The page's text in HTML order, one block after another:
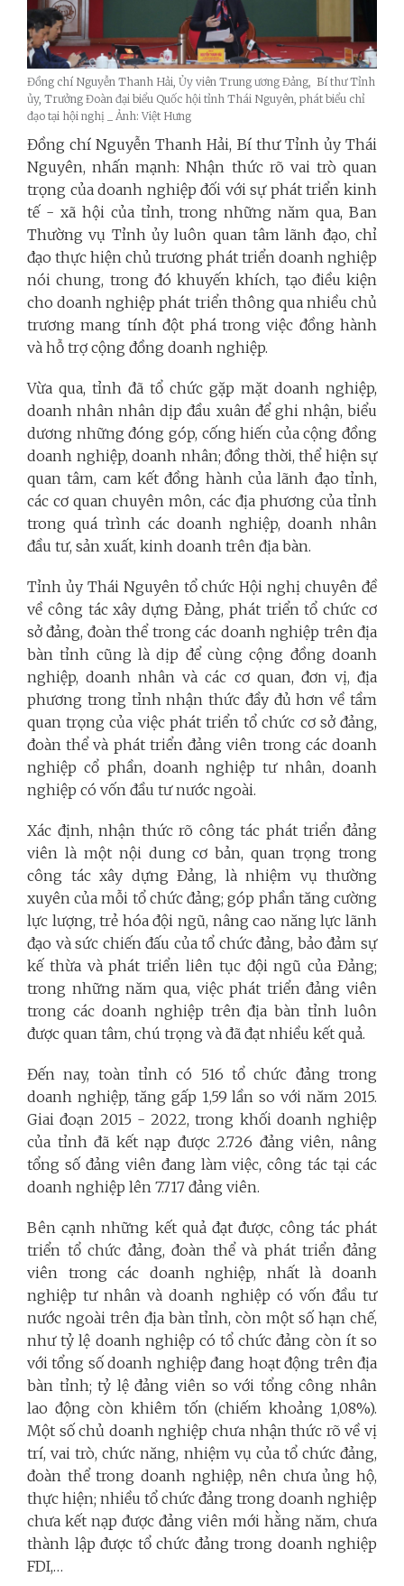
Đồng chí Nguyễn Thanh Hải, Ủy viên Trung ương Đảng, Bí thư Tỉnh
ủy, Trưởng Đoàn đại biểu Quốc hội tỉnh Thái Nguyên, phát biểu chỉ
đạo tại hội nghị _ Ảnh: Việt Hưng
Đồng chí Nguyễn Thanh Hải, Bí thư Tỉnh ủy Thái
Nguyên, nhấn mạnh: Nhận thức rõ vai trò quan
trọng của doanh nghiệp đối với sự phát triển kinh
tế - xã hội của tỉnh, trong những năm qua, Ban
Thường vụ Tỉnh ủy luôn quan tâm lãnh đạo, chỉ
đạo thực hiện chủ trương phát triển doanh nghiệp
nói chung, trong đó khuyến khích, tạo điều kiện
cho doanh nghiệp phát triển thông qua nhiều chủ
trương mang tính đột phá trong việc đồng hành
và hỗ trợ cộng đồng doanh nghiệp.
Vừa qua, tỉnh đã tổ chức gặp mặt doanh nghiệp,
doanh nhân nhân dịp đầu xuân để ghi nhận, biểu
dương những đóng góp, cống hiến của cộng đồng
doanh nghiệp, doanh nhân; đồng thời, thể hiện sự
quan tâm, cam kết đồng hành của lãnh đạo tỉnh,
các cơ quan chuyên môn, các địa phương của tỉnh
trong quá trình các doanh nghiệp, doanh nhân
đầu tư, sản xuất, kinh doanh trên địa bàn.
Tỉnh ủy Thái Nguyên tổ chức Hội nghị chuyên đề
về công tác xây dựng Đảng, phát triển tổ chức cơ
sở đảng, đoàn thể trong các doanh nghiệp trên địa
bàn tỉnh cũng là dịp để cùng cộng đồng doanh
nghiệp, doanh nhân và các cơ quan, đơn vị, địa
phương trong tỉnh nhận thức đầy đủ hơn về tầm
quan trọng của việc phát triển tổ chức cơ sở đảng,
đoàn thể và phát triển đảng viên trong các doanh
nghiệp cổ phần, doanh nghiệp tư nhân, doanh
nghiệp có vốn đầu tư nước ngoài.
Xác định, nhận thức rõ công tác phát triển đảng
viên là một nội dung cơ bản, quan trọng trong
công tác xây dựng Đảng, là nhiệm vụ thường
xuyên của mỗi tổ chức đảng; góp phần tăng cường
lực lượng, trẻ hóa đội ngũ, nâng cao năng lực lãnh
đạo và sức chiến đấu của tổ chức đảng, bảo đảm sự
kế thừa và phát triển liên tục đội ngũ của Đảng;
trong những năm qua, việc phát triển đảng viên
trong các doanh nghiệp trên địa bàn tỉnh luôn
được quan tâm, chú trọng và đã đạt nhiều kết quả.
Đến nay, toàn tỉnh có 516 tổ chức đảng trong
doanh nghiệp, tăng gấp 1,59 lần so với năm 2015.
Giai đoạn 2015 - 2022, trong khối doanh nghiệp
của tỉnh đã kết nạp được 2.726 đảng viên, nâng
tổng số đảng viên đang làm việc, công tác tại các
doanh nghiệp lên 7.717 đảng viên.
Bên cạnh những kết quả đạt được, công tác phát
triển tổ chức đảng, đoàn thể và phát triển đảng
viên trong các doanh nghiệp, nhất là doanh
nghiệp tư nhân và doanh nghiệp có vốn đầu tư
nước ngoài trên địa bàn tỉnh, còn một số hạn chế,
như tỷ lệ doanh nghiệp có tổ chức đảng còn ít so
với tổng số doanh nghiệp đang hoạt động trên địa
bàn tỉnh; tỷ lệ đảng viên so với tổng công nhân
lao động còn khiêm tốn (chiếm khoảng 1,08%).
Một số chủ doanh nghiệp chưa nhận thức rõ về vị
trí, vai trò, chức năng, nhiệm vụ của tổ chức đảng,
đoàn thể trong doanh nghiệp, nên chưa ủng hộ,
thực hiện; nhiều tổ chức đảng trong doanh nghiệp
chưa kết nạp được đảng viên mới hằng năm, chưa
thành lập được tổ chức đảng trong doanh nghiệp
FDI,…